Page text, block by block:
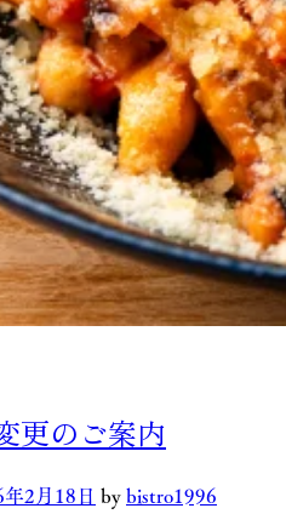
更のご案内
2月18日 bybistro1996